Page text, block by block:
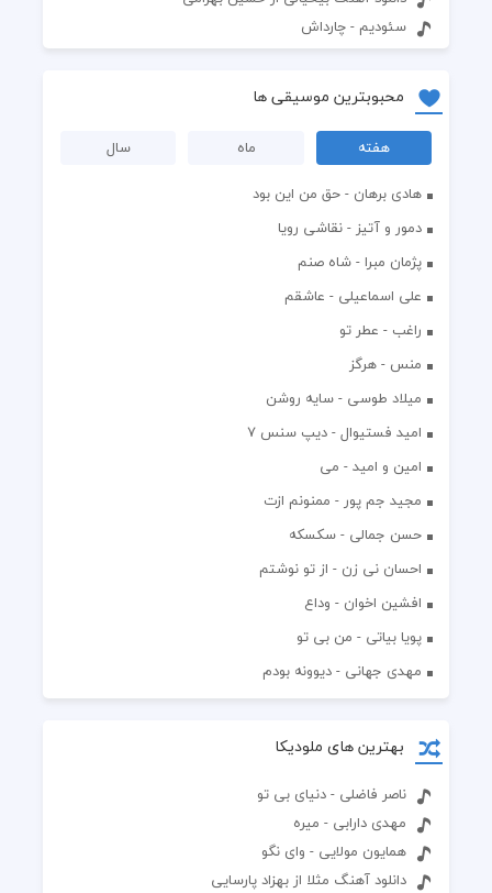
سئودیم - چارداش
محبوبترین موسیقی ها
هفته ماه
سال
هادی برهان - حق من این بود
دمور و آتیز - نقاشی رویا
پژمان مبرا - شاه صنم
علی اسماعیلی - عاشقم
راغب - عطر تو
منس - هرگز
میلاد طوسی - سایه روشن
اميد فستيوال - ديپ سنس ۷
امین و امید - می
مجید جم پور - ممنونم ازت
حسن جمالی - سکسکه
احسان نی زن - از تو نوشتم
افشين اخوان - وداع
پویا بیاتی - من بی تو
مهدی جهانی - دیوونه بودم
بهترین های ملودیکا
ناصر فاضلی - دنیای بی تو
مهدی دارابی - میره
همایون مولایی - وای نگو
دانلود آهنگ مثلا از بهزاد پارسایی